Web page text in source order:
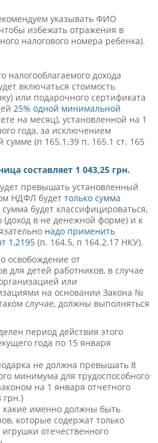
указывать ФИО
избежать отражения в
налогового номера ребенка).
налогооблагаемого дохода
включаться стоимость
или подарочного сертификата
25% одной минимальной
на месяц), установленной на 1
года, за исключением
(п 165.1.39 п. 165.1 ст. 165
составляет 1 043,25 грн.
превышать установленный
НДФЛ будет только сумма
будет классифицироваться,
(доход в не денежной форме) и к
надо применить
1,2195 (п. 164.5, п 164.2.17 НКУ).
освобождение от
для детей работников, в случае
или
на основании Закона №
случае, должны выполняться
период действия этого
года по 15 января
не должна превышать 8
минимума для трудоспособного
на 1 января отчетного
грн.)
какие именно должны быть
которые содержат только
отечественного